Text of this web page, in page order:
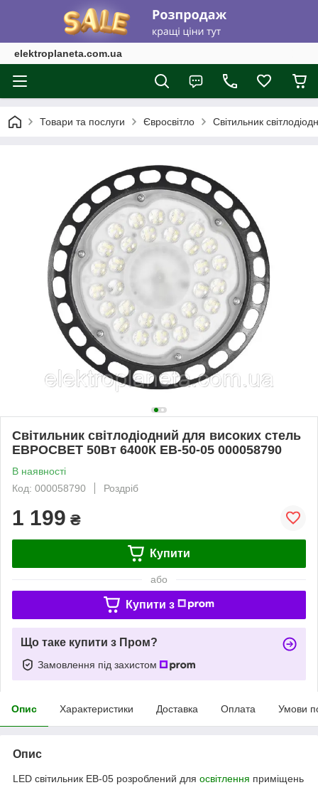
elektroplaneta.com.ua
Товари та послуги Євросвітло Світильник
Світильник світлодіодний для високих стель
ЕВРОСВЕТ 50Вт 6400К EB-50-05 000058790
В наявності
Код: 000058790
Роздріб
1 199 ₴
Купити
або
Купити з
Що таке купити з Пром?
Замовлення під захистом
Опис Характеристики Доставка Оплата Умови
Опис
LED світильник EB-05 розроблений для освітлення приміщень